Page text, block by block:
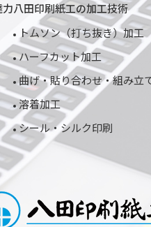
八田印刷紙工の加工技術
トムソン（打ち抜き）加工
ハーフカット加工
曲げ・貼り合わせ・組み立
溶着加工
シール・シルク印刷